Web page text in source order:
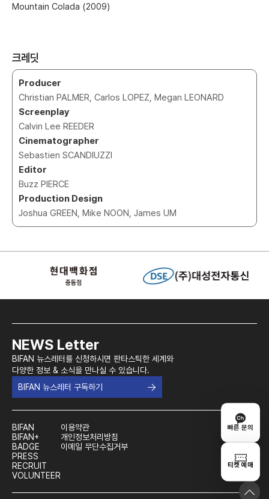
빠른 문의
티켓 예매
Mountain Colada (2009)
크레딧
Producer
Christian PALMER, Carlos LOPEZ, Megan LEONARD
Screenplay
Calvin Lee REEDER
Cinematographer
Sebastien SCANDIUZZI
Editor
Buzz PIERCE
Production Design
Joshua GREEN, Mike NOON, James UM
NEWS Letter
BIFAN 뉴스레터를 신청하시면 판타스틱한 세계와
다양한 정보 & 소식을 만나실 수 있습니다.
BIFAN 뉴스레터 구독하기
BIFAN
BIFAN+
BADGE
PRESS
RECRUIT
VOLUNTEER
이용약관
개인정보처리방침
이메일 무단수집거부